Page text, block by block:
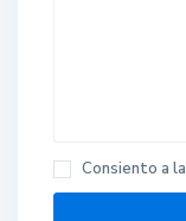
Consiento a la